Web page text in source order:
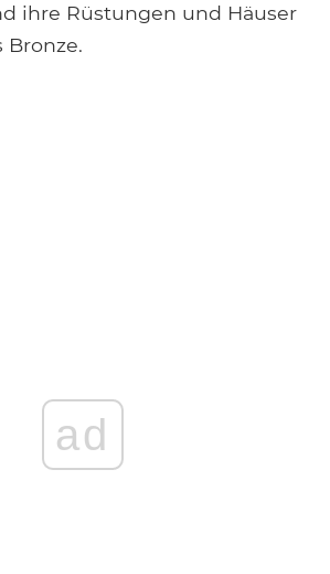
ihre Rüstungen und Häuser
Bronze.
ad